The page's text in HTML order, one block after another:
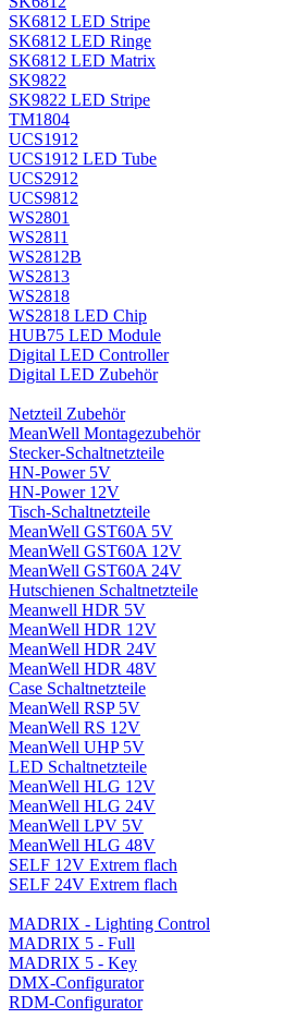
SK6812 LED Stripe
SK6812 LED Ringe
SK6812 LED Matrix
SK9822
SK9822 LED Stripe
TM1804
UCS1912
UCS1912 LED Tube
UCS2912
UCS9812
WS2801
WS2811
WS2812B
WS2813
WS2818
WS2818 LED Chip
HUB75 LED Module
Digital LED Controller
Digital LED Zubehör
Netzteil Zubehör
MeanWell Montagezubehör
Stecker-Schaltnetzteile
HN-Power 5V
HN-Power 12V
Tisch-Schaltnetzteile
MeanWell GST60A 5V
MeanWell GST60A 12V
MeanWell GST60A 24V
Hutschienen Schaltnetzteile
Meanwell HDR 5V
MeanWell HDR 12V
MeanWell HDR 24V
MeanWell HDR 48V
Case Schaltnetzteile
MeanWell RSP 5V
MeanWell RS 12V
MeanWell UHP 5V
LED Schaltnetzteile
MeanWell HLG 12V
MeanWell HLG 24V
MeanWell LPV 5V
MeanWell HLG 48V
SELF 12V Extrem flach
SELF 24V Extrem flach
MADRIX - Lighting Control
MADRIX 5 - Full
MADRIX 5 - Key
DMX-Configurator
RDM-Configurator